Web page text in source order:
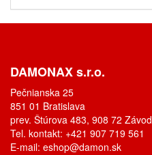
DAMONAX s.r.o.
Pečnianska 25
851 01 Bratislava
prev. Štúrova 483, 908 72 Závod
Tel. kontakt: +421 907 719 561
E-mail: eshop@damon.sk